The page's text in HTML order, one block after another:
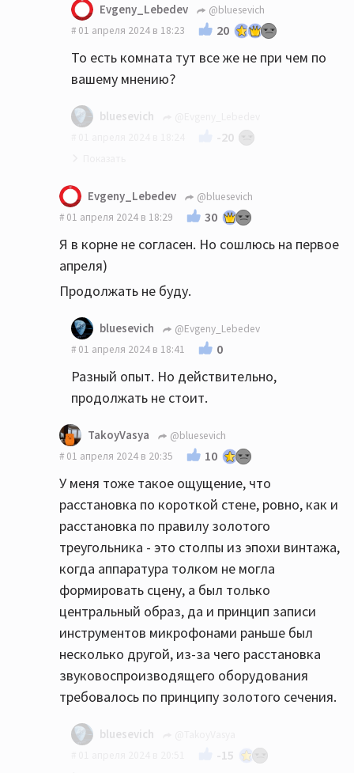
Evgeny_Lebedev
@bluesevich
01 апреля 2024 в 18:23
20
То есть комната тут все же не при чем по
вашему мнению?
bluesevich
-20
Конечно если комната "выстроена
специально" для прослушивания музыки, и
содержит голые стены, аппаратуру и
табуретку,она будет очень даже
"причём"😁
Evgeny_Lebedev
@bluesevich
01 апреля 2024 в 18:29
30
Я в корне не согласен. Но сошлюсь на первое
апреля)
Продолжать не буду.
bluesevich
@Evgeny_Lebedev
01 апреля 2024 в 18:41
0
Разный опыт. Но действительно,
продолжать не стоит.
TakoyVasya
@bluesevich
01 апреля 2024 в 20:35
10
У меня тоже такое ощущение, что
расстановка по короткой стене, ровно, как и
расстановка по правилу золотого
треугольника - это столпы из эпохи винтажа,
когда аппаратура толком не могла
формировать сцену, а был только
центральный образ, да и принцип записи
инструментов микрофонами раньше был
несколько другой, из-за чего расстановка
звуковоспроизводящего оборудования
требовалось по принципу золотого сечения.
bluesevich
-15